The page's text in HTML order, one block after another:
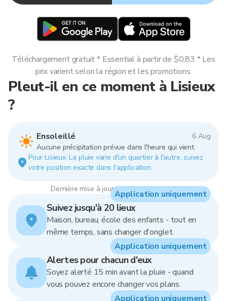
Pleut-il en ce moment à Lisieux
?
Ensoleillé
6 Aug
Aucune précipitation prévue dans l'heure qui vient.
Pour Lisieux. La pluie varie d'un quartier à l'autre, suivez
votre position exacte dans l'application.
Dernière mise à jour : 10:00, 6 Aug 2026
Téléchargement gratuit * Essential à partir de $0,83 * Les
prix varient selon la région et les promotions.
Suivez jusqu'à 20 lieux
Maison, bureau, école des enfants - tout en
même temps, sans changer d'onglet.
Application uniquement
Alertes pour chacun d'eux
Soyez alerté 15 min avant la pluie - quand
vous pouvez encore changer vos plans.
Application uniquement
Application uniquement